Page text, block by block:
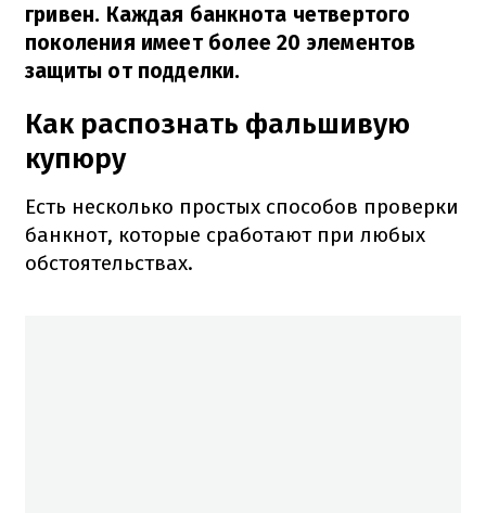
гривен. Каждая банкнота четвертого
поколения имеет более 20 элементов
защиты от подделки.
Как распознать фальшивую
купюру
Есть несколько простых способов проверки
банкнот, которые сработают при любых
обстоятельствах.